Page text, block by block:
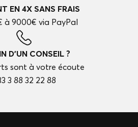
EN 4X SANS FRAIS
à 9000€ via PayPal
D'UN CONSEIL ?
sont à votre écoute
3 88 32 22 88